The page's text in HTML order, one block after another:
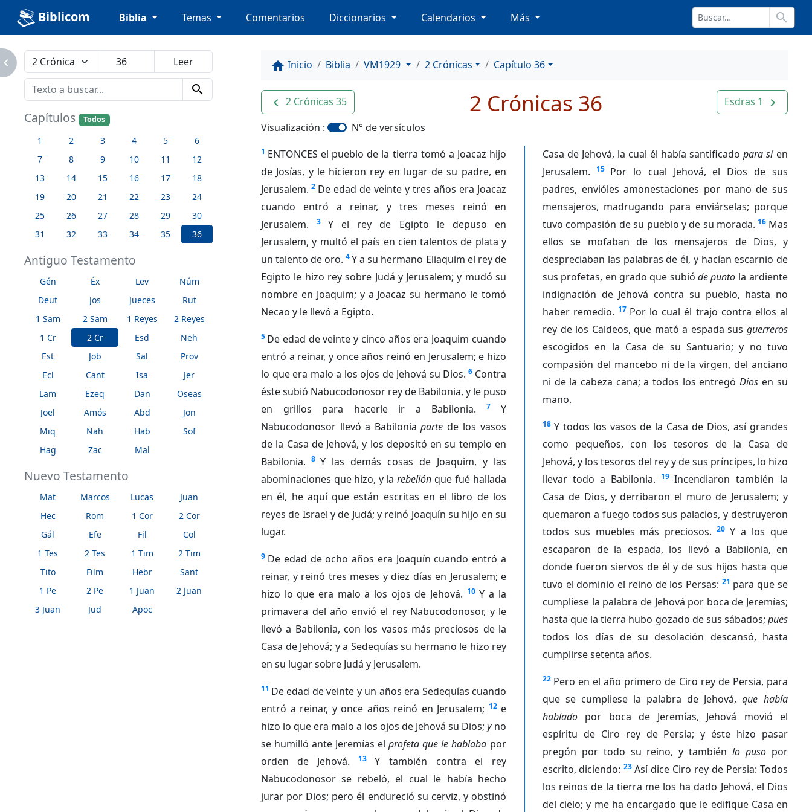
Biblicom Biblia Temas Comentarios Diccionarios Calendarios Más search
search
Capítulos Todos
1 2 3 4 5
6
7
8 9 10 11
12
13
14 15 16 17
18
19
20 21 22 23
24
25
26 27 28 29
30
31
32 33 34 35 36
Antiguo Testamento
Gén Éx Lev
Núm
Deut
Jos Jueces
Rut
1 Sam
2 Sam 1 Reyes
2 Reyes
1 Cr
2 Cr Esd
Neh
Est
Job Sal
Prov
Ecl
Cant Isa
Jer
Lam
Ezeq Dan
Oseas
Joel
Amós Abd
Jon
Miq
Nah Hab
Sof
Hag
Zac Mal
Nuevo Testamento
Mat Marcos Lucas
Juan
Hec
Rom 1 Cor
2 Cor
Gál
Efe Fil
Col
1 Tes
2 Tes 1 Tim
2 Tim
Tito
Film Hebr
Sant
1 Pe
2 Pe 1 Juan
2 Juan
3 Juan
Jud Apoc
home Inicio Biblia VM1929 2 Crónicas Capítulo 36
navigate_before 2 Crónicas 35 Esdras 1 navigate_next
2 Crónicas 36
Visualización : N° de versículos
1 ENTONCES el pueblo de la tierra tomó a Joacaz hijo
de Josías, y le hicieron rey en lugar de su padre, en
Jerusalem. 2 De edad de veinte y tres años era Joacaz
cuando entró a reinar, y tres meses reinó en
Jerusalem.
3
Y el rey de Egipto le depuso en
Jerusalem, y multó el país en cien talentos de plata y
un talento de oro. 4Y a su hermano Eliaquim el rey de
Egipto le hizo rey sobre Judá y Jerusalem; y mudó su
nombre en Joaquim; y a Joacaz su hermano le tomó
Necao y le llevó a Egipto.
5 De edad de veinte y cinco años era Joaquim cuando
entró a reinar, y once años reinó en Jerusalem; e hizo
lo que era malo a los ojos de Jehová su Dios. 6 Contra
éste subió Nabucodonosor rey de Babilonia, y le puso
en grillos para hacerle ir a Babilonia.
7
Y
Nabucodonosor llevó a Babilonia parte de los vasos
de la Casa de Jehová, y los depositó en su templo en
Babilonia. 8 Y las demás cosas de Joaquim, y las
abominaciones que hizo, y la rebelión que fué hallada
en él, he aquí que están escritas en el libro de los
reyes de Israel y de Judá; y reinó Joaquín su hijo en su
lugar.
9 De edad de ocho años era Joaquín cuando entró a
reinar, y reinó tres meses y diez días en Jerusalem; e
hizo lo que era malo a los ojos de Jehová. 10 Y a la
primavera del año envió el rey Nabucodonosor, y le
llevó a Babilonia, con los vasos más preciosos de la
Casa de Jehová; y a Sedequías su hermano le hizo rey
en su lugar sobre Judá y Jerusalem.
11 De edad de veinte y un años era Sedequías cuando
entró a reinar, y once años reinó en Jerusalem; 12 e
hizo lo que era malo a los ojos de Jehová su Dios; yno
se humilló ante Jeremías el profeta que le hablaba por
orden de Jehová.
13
Y también contra el rey
Nabucodonosor se rebeló, el cual le había hecho
jurar por Dios; pero él endureció su cerviz, y obstinó
Casa de Jehová, la cual él había santificado para síen
Jerusalem.
15 Por lo cual Jehová, el Dios de sus
padres, envióles amonestaciones por mano de sus
mensajeros, madrugando para enviárselas; porque
tuvo compasión de su pueblo y de su morada. 16 Mas
ellos se mofaban de los mensajeros de Dios, y
despreciaban las palabras de él, y hacían escarnio de
sus profetas, en grado que subió de punto la ardiente
indignación de Jehová contra su pueblo, hasta no
haber remedio. 17 Por lo cual él trajo contra ellos al
rey de los Caldeos, que mató a espada sus guerreros
escogidos en la Casa de su Santuario; y no tuvo
compasión del mancebo ni de la virgen, del anciano
ni de la cabeza cana; a todos los entregó Dios en su
mano.
18 Y todos los vasos de la Casa de Dios, así grandes
como pequeños, con los tesoros de la Casa de
Jehová, y los tesoros del rey y de sus príncipes, lo hizo
llevar todo a Babilonia. 19 Incendiaron también la
Casa de Dios, y derribaron el muro de Jerusalem; y
quemaron a fuego todos sus palacios, y destruyeron
todos sus muebles más preciosos. 20 Y a los que
escaparon de la espada, los llevó a Babilonia, en
donde fueron siervos de él y de sus hijos hasta que
tuvo el dominio el reino de los Persas: 21 para que se
cumpliese la palabra de Jehová por boca de Jeremías;
hasta que la tierra hubo gozado de sus sábados; pues
todos los días de su desolación descansó, hasta
cumplirse setenta años.
22 Pero en el año primero de Ciro rey de Persia, para
que se cumpliese la palabra de Jehová, que había
hablado por boca de Jeremías, Jehová movió el
espíritu de Ciro rey de Persia; y éste hizo pasar
pregón por todo su reino, y también lo puso por
escrito, diciendo: 23 Así dice Ciro rey de Persia: Todos
los reinos de la tierra me los ha dado Jehová, el Dios
del cielo; y me ha encargado que le edifique Casa en